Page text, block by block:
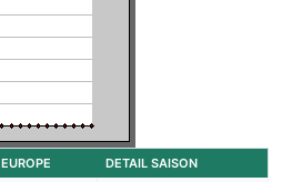
EUROPE DETAIL SAISON